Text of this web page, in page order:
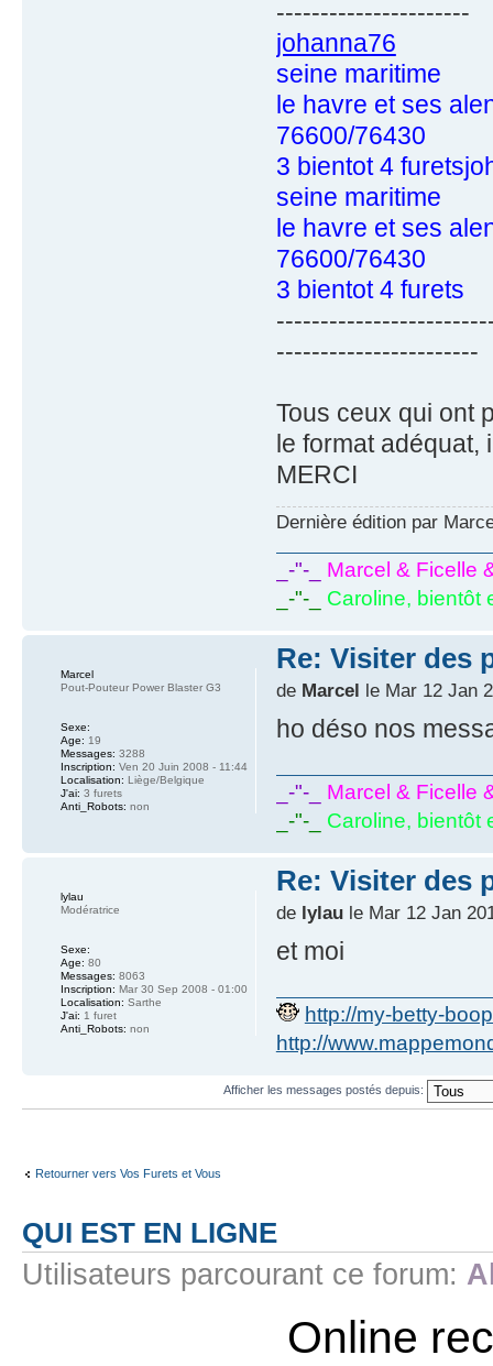
----------------------
johanna76
seine maritime
le havre et ses
76600/76430
3 bientot 4
seine maritime
le havre et ses
76600/76430
3 bientot 4 furets
-----------------------
Tous ceux qui ont
le format adéquat,
MERCI
Dernière édition par
_-"-_
Marcel & Ficelle
_-"-_
Caroline, bientôt
Re: Visiter des
de Marcel le Mar 12 Jan
ho déso nos
_-"-_
Marcel & Ficelle
_-"-_
Caroline, bientôt
Marcel
Pout-Pouteur Power Blaster G3
Sexe:
Age: 19
Messages: 3288
Inscription: Ven 20 Juin 2008 - 11:44
Localisation: Liège/Belgique
J'ai: 3 furets
Anti_Robots: non
Re: Visiter des
de lylaule Mar 12 Jan
et moi
http://my-betty-
http://
lylau
Modératrice
Sexe:
Age: 80
Messages: 8063
Inscription: Mar 30 Sep 2008 - 01:00
Localisation: Sarthe
J'ai: 1 furet
Anti_Robots: non
Afficher les messages postés depuis:
Retourner vers Vos Furets et Vous
QUI EST EN LIGNE
Utilisateurs parcourant ce forum:
Online